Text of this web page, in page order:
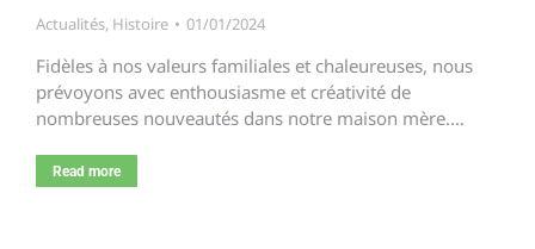
Actualités, Histoire 01/01/2024
Fidèles à nos valeurs familiales et chaleureuses, nous
prévoyons avec enthousiasme et créativité de
nombreuses nouveautés dans notre maison mère.…
Read more